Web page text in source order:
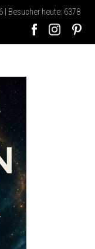
| Besucher heute: 6378